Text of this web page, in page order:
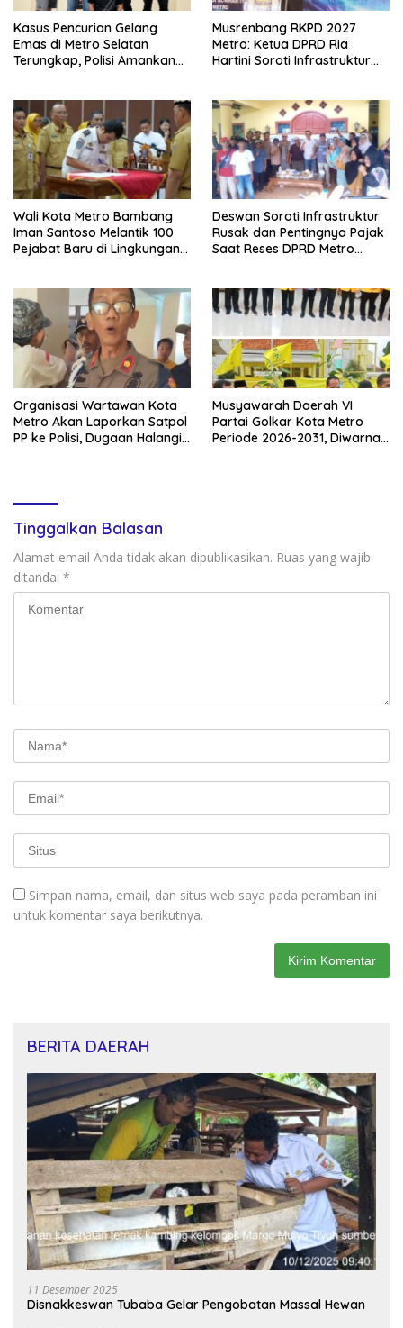
Kasus Pencurian Gelang
Emas di Metro Selatan
Terungkap, Polisi Amankan
Musrenbang RKPD 2027
Metro: Ketua DPRD Ria
Hartini Soroti Infrastruktur
Wali Kota Metro Bambang
Iman Santoso Melantik 100
Pejabat Baru di Lingkungan
Deswan Soroti Infrastruktur
Rusak dan Pentingnya Pajak
Saat Reses DPRD Metro
Organisasi Wartawan Kota
Metro Akan Laporkan Satpol
PP ke Polisi, Dugaan Halangi
Musyawarah Daerah VI
Partai Golkar Kota Metro
Periode 2026-2031, Diwarnai
Tinggalkan Balasan
Alamat email Anda tidak akan dipublikasikan. Ruas yang wajib
ditandai *
Simpan nama, email, dan situs web saya pada peramban ini
untuk komentar saya berikutnya.
BERITA DAERAH
11 Desember 2025
Disnakkeswan Tubaba Gelar Pengobatan Massal Hewan